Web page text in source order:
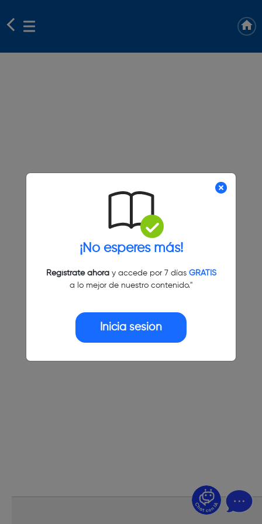
¡No esperes más!
Regístrate ahoray accede por 7 días GRATIS
a lo mejor de nuestro contenido."
Inicia sesión